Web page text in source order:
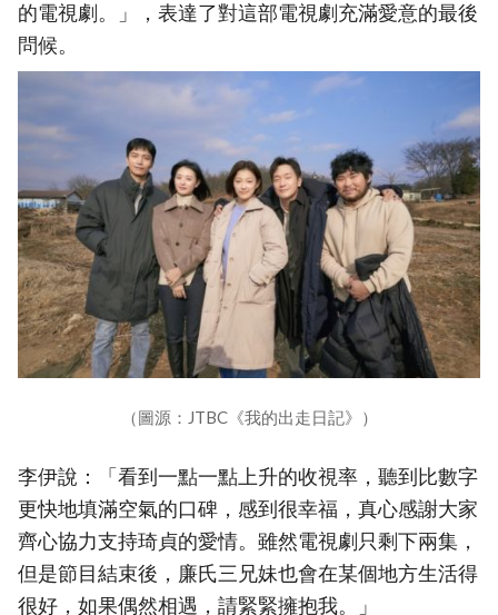
的電視劇。」，表達了對這部電視劇充滿愛意的最後
問候。
（圖源：JTBC《我的出走日記》）
李伊說：「看到一點一點上升的收視率，聽到比數字
更快地填滿空氣的口碑，感到很幸福，真心感謝大家
齊心協力支持琦貞的愛情。雖然電視劇只剩下兩集，
但是節目結束後，廉氏三兄妹也會在某個地方生活得
很好，如果偶然相遇，請緊緊擁抱我。」